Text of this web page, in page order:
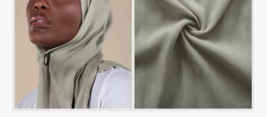
Star
Rayon-
Familie